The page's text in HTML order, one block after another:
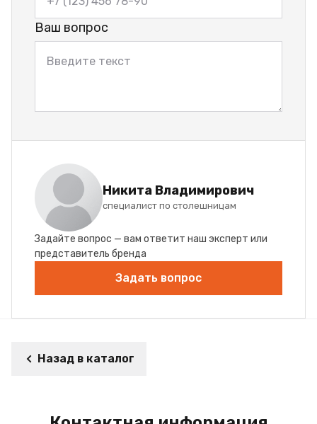
Ваш вопрос
Никита Владимирович
специалист по столешницам
Задайте вопрос — вам ответит наш эксперт или
представитель бренда
Задать вопрос
Назад в каталог